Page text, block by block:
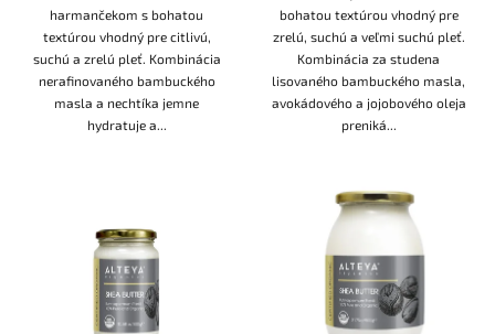
harmančekom s bohatou
textúrou vhodný pre citlivú,
suchú a zrelú pleť. Kombinácia
nerafinovaného bambuckého
masla a nechtíka jemne
hydratuje a...
bohatou textúrou vhodný pre
zrelú, suchú a veľmi suchú pleť.
Kombinácia za studena
lisovaného bambuckého masla,
avokádového a jojobového oleja
preniká...